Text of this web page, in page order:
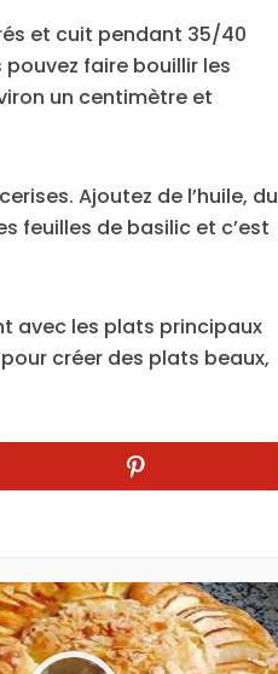
et cuit pendant 35/40
faire bouillir les
un centimètre et
Ajoutez de l’huile, du
feuilles de basilic et c’est
avec les plats principaux
créer des plats beaux,